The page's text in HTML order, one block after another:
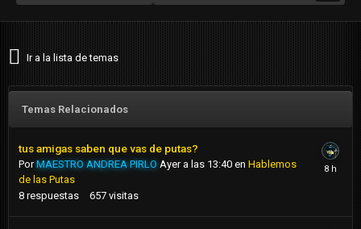
Ir a la lista de temas
Temas Relacionados
tus amigas saben que vas de putas?
PorMAESTRO ANDREA PIRLO Ayer a las 13:40 en Hablemos
de las Putas
8 respuestas 657 visitas